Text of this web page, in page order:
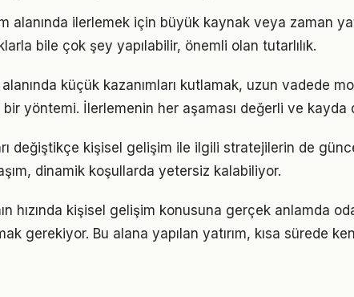
alanında ilerlemek için büyük kaynak veya zaman
bile çok şey yapılabilir, önemli olan tutarlılık.
küçük kazanımları kutlamak, uzun vadede
bir yöntemi. İlerlemenin her aşaması değerli ve kayda
değiştikçe kişisel gelişim ile ilgili stratejilerin de
dinamik koşullarda yetersiz kalabiliyor.
hızında kişisel gelişim konusuna gerçek anlamda
gerekiyor. Bu alana yapılan yatırım, kısa sürede